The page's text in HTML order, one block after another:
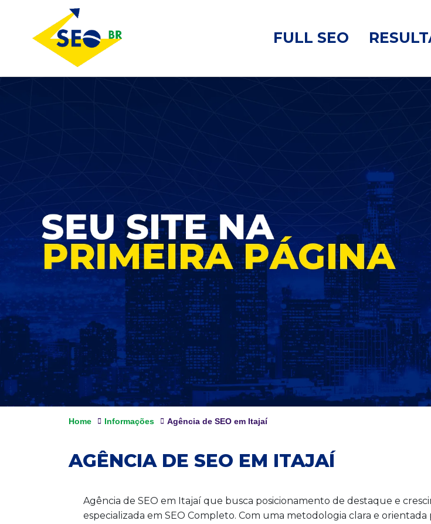
FULL SEO
Home Informações Agência de SEO em Itajaí
AGÊNCIA DE SEO EM ITAJAÍ
Agência de SEO em Itajaí que busca posicionamento de destaque e
especializada em SEO Completo. Com uma metodologia clara e